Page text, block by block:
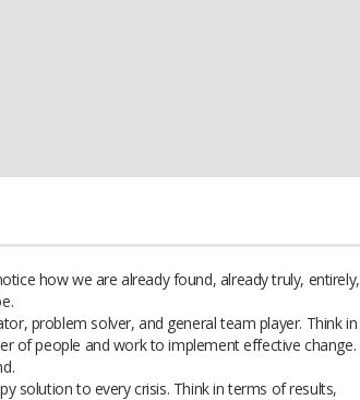
how we are already found, already truly, entirely,
problem solver, and general team player. Think in
of people and work to implement effective change.
solution to every crisis. Think in terms of results,